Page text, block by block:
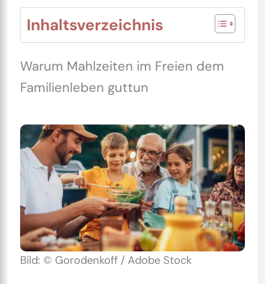
Inhaltsverzeichnis
Warum Mahlzeiten im Freien dem
Familienleben guttun
Bild: © Gorodenkoff / Adobe Stock